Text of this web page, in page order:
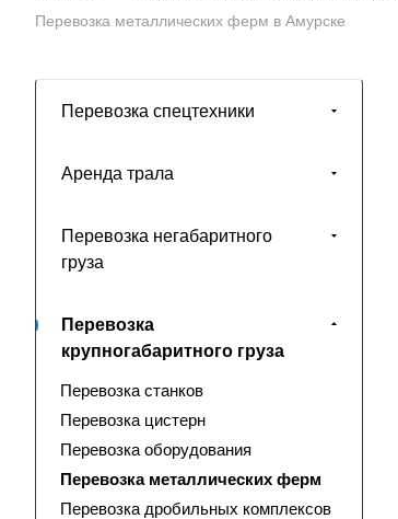
Перевозка металлических ферм в Амурске
Перевозка спецтехники
Аренда трала
Перевозка негабаритного
груза
Перевозка
крупногабаритного груза
Перевозка станков
Перевозка цистерн
Перевозка оборудования
Перевозка металлических ферм
Перевозка дробильных комплексов